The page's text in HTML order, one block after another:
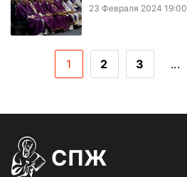
23 Февраля 2024 19:00
1 2 3 ...
СПЖ